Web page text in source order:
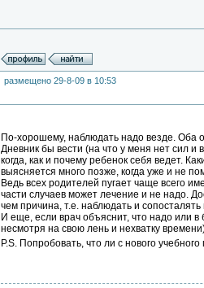
размещено 29-8-09 в 10:53
По-хорошему, наблюдать надо везде.
Дневник бы вести (на что у меня нет сил и
когда, как и почему ребенок себя ведет.
выясняется много позже, когда уже и не
Ведь всех родителей пугает чаще всего
части случаев может лечение и не надо.
чем причина, т.е. наблюдать и
И еще, если врач объяснит, что надо или
несмотря на свою лень и нехватку
P.S. Попробовать, что ли с нового учебного